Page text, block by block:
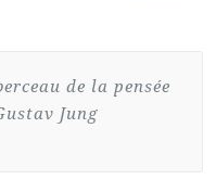
de la pensée
Jung